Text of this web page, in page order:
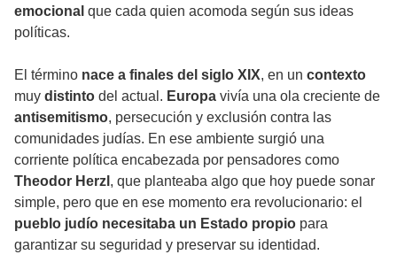
emocional que cada quien acomoda según sus ideas
políticas.
El término nace a finales del siglo XIX, en un contexto
muy distinto del actual. Europa vivía una ola creciente de
antisemitismo, persecución y exclusión contra las
comunidades judías. En ese ambiente surgió una
corriente política encabezada por pensadores como
Theodor Herzl , que planteaba algo que hoy puede sonar
simple, pero que en ese momento era revolucionario: el
pueblo judío necesitaba un Estado propio para
garantizar su seguridad y preservar su identidad.